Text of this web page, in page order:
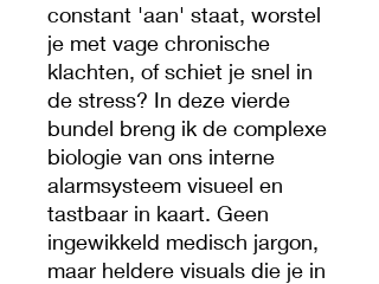
constant 'aan' staat, worstel
je met vage chronische
klachten, of schiet je snel in
de stress? In deze vierde
bundel breng ik de complexe
biologie van ons interne
alarmsysteem visueel en
tastbaar in kaart. Geen
ingewikkeld medisch jargon,
maar heldere visuals die je in